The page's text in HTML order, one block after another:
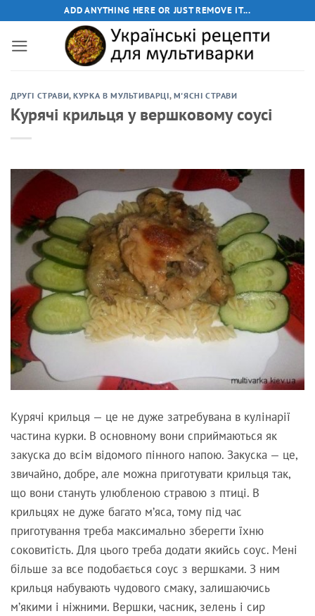
ADD ANYTHING HERE OR JUST REMOVE IT...
ДРУГІ СТРАВИ,КУРКА В МУЛЬТИВАРЦІ, М'ЯСНІ СТРАВИ
Курячі крильця у вершковому соусі
Курячі крильця — це не дуже затребувана в кулінарії
частина курки. В основному вони сприймаються як
закуска до всім відомого пінного напою. Закуска — це,
звичайно, добре, але можна приготувати крильця так,
що вони стануть улюбленою стравою з птиці. В
крильцях не дуже багато м’яса, тому під час
приготування треба максимально зберегти їхню
соковитість. Для цього треба додати якийсь соус. Мені
більше за все подобається соус з вершками. З ним
крильця набувають чудового смаку, залишаючись
м’якими і ніжними. Вершки, часник, зелень і сир